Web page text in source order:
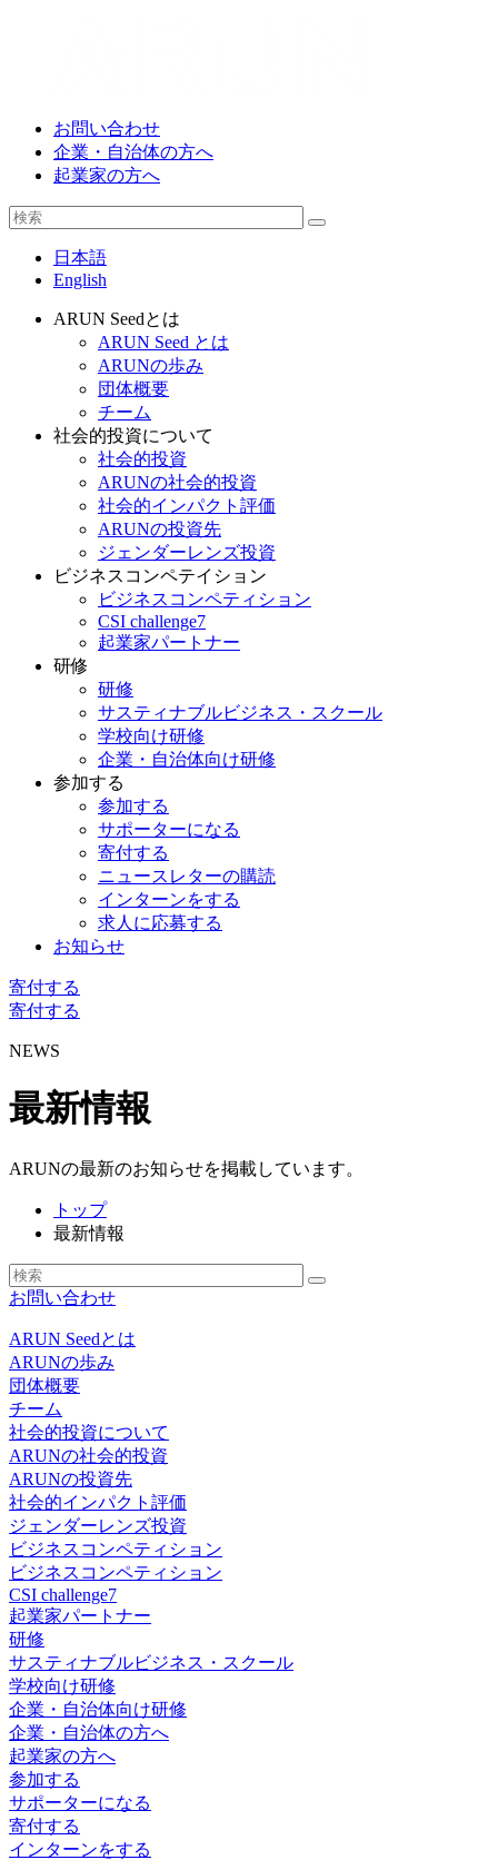
お問い合わせ
企業・自治体の方へ
起業家の方へ
日本語
English
ARUN Seedとは
ARUN Seed とは
ARUNの歩み
団体概要
チーム
社会的投資について
社会的投資
ARUNの社会的投資
社会的インパクト評価
ARUNの投資先
ジェンダーレンズ投資
ビジネスコンペテイション
ビジネスコンペティション
CSI challenge7
起業家パートナー
研修
研修
サスティナブルビジネス・スクール
学校向け研修
企業・自治体向け研修
参加する
参加する
サポーターになる
寄付する
ニュースレターの購読
インターンをする
求人に応募する
お知らせ
寄付する
寄付する
NEWS
最新情報
ARUNの最新のお知らせを掲載しています。
トップ
最新情報
お問い合わせ
ARUN Seedとは
ARUNの歩み
団体概要
チーム
社会的投資について
ARUNの社会的投資
ARUNの投資先
社会的インパクト評価
ジェンダーレンズ投資
ビジネスコンペティション
ビジネスコンペティション
CSI challenge7
起業家パートナー
研修
サスティナブルビジネス・スクール
学校向け研修
企業・自治体向け研修
企業・自治体の方へ
起業家の方へ
参加する
サポーターになる
寄付する
インターンをする